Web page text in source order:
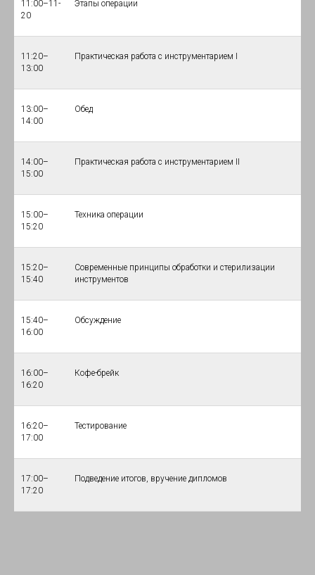
11:00–11-
20
Этапы операции
11:20–
13:00
Практическая работа с инструментарием I
13:00–
14:00
Обед
14:00–
15:00
Практическая работа с инструментарием II
15:00–
15:20
Техника операции
15:20–
15:40
Современные принципы обработки и стерилизации
инструментов
15:40–
16:00
Обсуждение
16:00–
16:20
Кофе-брейк
16:20–
17:00
Тестирование
17:00–
17:20
Подведение итогов, вручение дипломов